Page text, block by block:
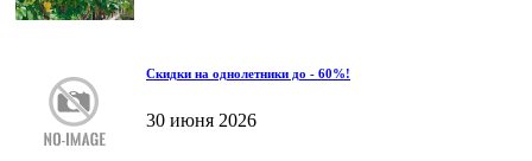
Скидки на однолетники до - 60%!
30 июня 2026